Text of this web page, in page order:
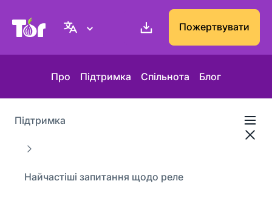
Вебсайт проєкту Tor Пожертвувати
Про Підтримка Спільнота Блог
Підтримка
Найчастіші запитання щодо реле